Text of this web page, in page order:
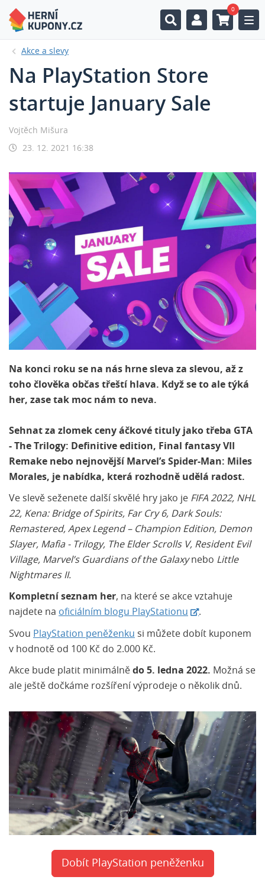
0
Akce a slevy
Na PlayStation Store
startuje January Sale
Vojtěch Mišura
23. 12. 2021 16:38
Na konci roku se na nás hrne sleva za slevou, až z
toho člověka občas třeští hlava. Když se to ale týká
her, zase tak moc nám to neva.
Sehnat za zlomek ceny áčkové tituly jako třeba GTA
- The Trilogy: Definitive edition, Final fantasy VII
Remake nebo nejnovější Marvel’s Spider-Man: Miles
Morales, je nabídka, která rozhodně udělá radost.
Ve slevě seženete další skvělé hry jako je FIFA 2022, NHL
22, Kena: Bridge of Spirits, Far Cry 6, Dark Souls:
Remastered, Apex Legend – Champion Edition, Demon
Slayer, Mafia - Trilogy, The Elder Scrolls V, Resident Evil
Village, Marvel’s Guardians of the Galaxynebo Little
Nightmares II.
Kompletní seznam her, na které se akce vztahuje
najdete na oficiálním blogu PlayStationu .
Svou PlayStation peněženku si můžete dobít kuponem
v hodnotě od 100 Kč do 2.000 Kč.
Akce bude platit minimálně do 5. ledna 2022. Možná se
ale ještě dočkáme rozšíření výprodeje o několik dnů.
Dobít PlayStation peněženku